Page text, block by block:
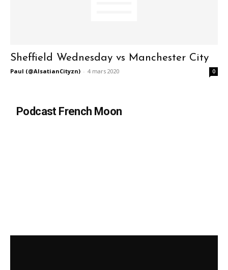
Sheffield Wednesday vs Manchester City
Paul (@AlsatianCityzn) - 4 mars 2020 0
Podcast French Moon